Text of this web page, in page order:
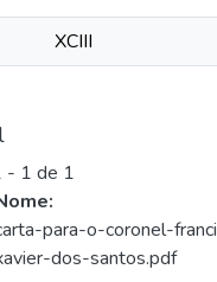
XCIII
- 1 de 1
para-o-coronel-
dos-santos.pdf